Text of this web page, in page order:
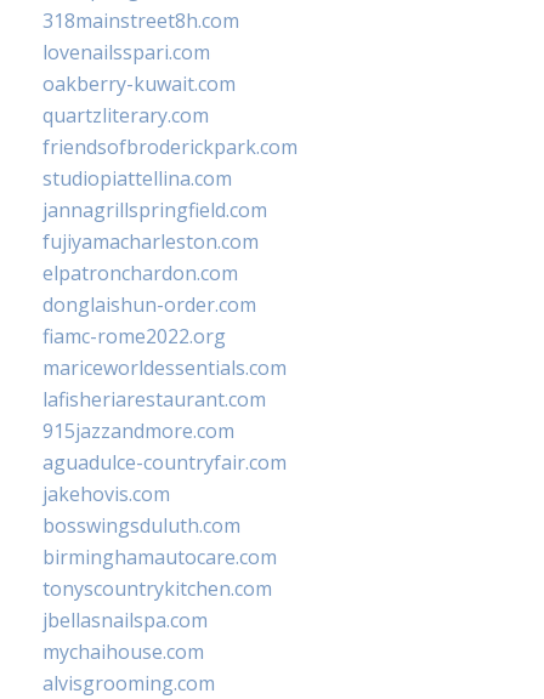
318mainstreet8h.com
lovenailsspari.com
oakberry-kuwait.com
quartzliterary.com
friendsofbroderickpark.com
studiopiattellina.com
jannagrillspringfield.com
fujiyamacharleston.com
elpatronchardon.com
donglaishun-order.com
fiamc-rome2022.org
mariceworldessentials.com
lafisheriarestaurant.com
915jazzandmore.com
aguadulce-countryfair.com
jakehovis.com
bosswingsduluth.com
birminghamautocare.com
tonyscountrykitchen.com
jbellasnailspa.com
mychaihouse.com
alvisgrooming.com